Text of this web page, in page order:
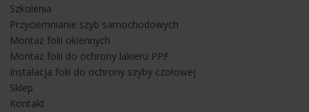
Szkolenia
Przyciemnianie szyb samochodowych
Montaż folii okiennych
Montaż folii do ochrony lakieru PPF
Instalacja folii do ochrony szyby czołowej
Sklep
Kontakt
Jesteś zainteresowany jedną z takich usług jak przyciemnianie
szyb samochodowych lub zabezpieczenie lakieru folią
ochronną PPF napisz do nas lub zadzwoń.
Zapraszamy doKONTAKTUdo naszego oddziału w